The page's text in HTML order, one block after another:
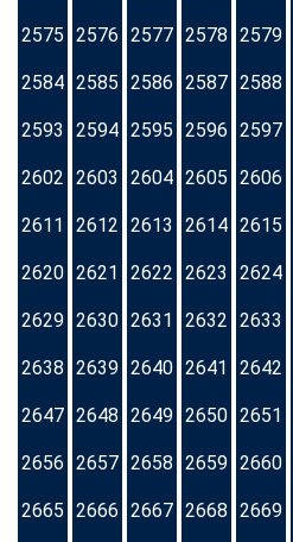
2575 2576 2577 2578 2579
2584 2585 2586 2587 2588
2593 2594 2595 2596 2597
2602 2603 2604 2605 2606
2611 2612 2613 2614 2615
2620 2621 2622 2623 2624
2629 2630 2631 2632 2633
2638 2639 2640 2641 2642
2647 2648 2649 2650 2651
2656 2657 2658 2659 2660
2665 2666 2667 2668 2669